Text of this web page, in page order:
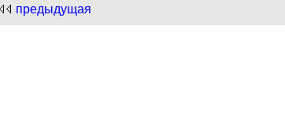
предыдущая